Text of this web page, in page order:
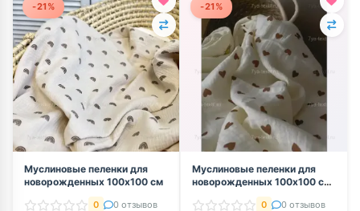
-21%
Муслиновые пеленки для
новорожденных 100х100 см
0 0 отзывов
-21%
Муслиновые пеленки для
новорожденных 100х100 см
светло-бежевый
0 0 отзывов